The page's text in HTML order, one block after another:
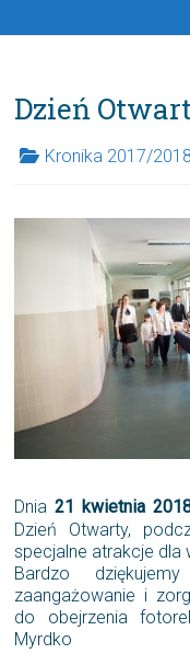
Dzień
Kronika 2017/2018
Dnia21 kwietnia
Dzień Otwarty,
specjalne atrakcje dla
Bardzo
zaangażowanie i
do obejrzenia
Myrdko